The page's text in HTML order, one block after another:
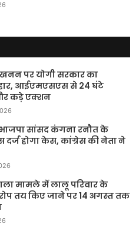
पर योगी सरकार का
आईएमएसएस से 24 घंटे
कड़े एक्शन
सांसद कंगना रनौत के
होगा केस, कांग्रेस की नेता ने
मामले में लालू परिवार के
तय किए जाने पर 14 अगस्त तक